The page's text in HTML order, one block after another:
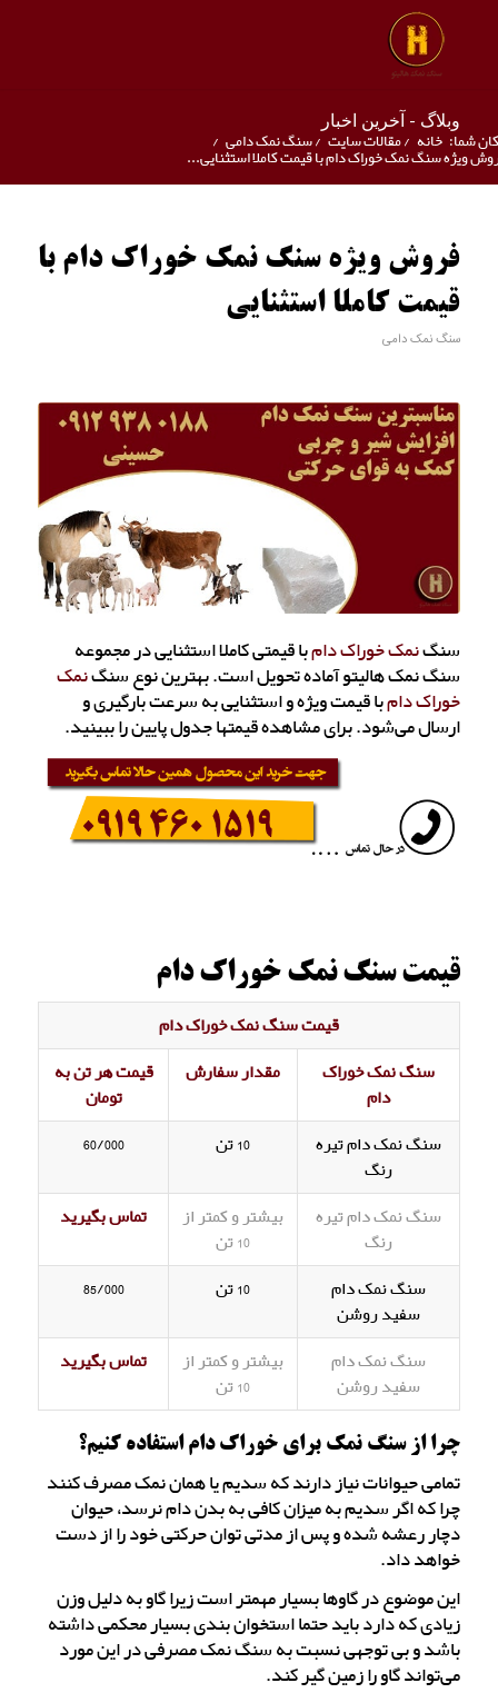
وبلاگ - آخرین اخبار
شما: خانه /مقالات سایت /سنگ نمک دامی /
ویژه سنگ نمک خوراک دام با قیمت کاملا استثنایی...
فروش ویژه سنگ نمک خوراک دام با
قیمت کاملا استثنایی
سنگ نمک دامی
سنگنمک خوراک دامبا قیمتی کاملا استثنایی در مجموعه
سنگ نمک هالیتو آماده تحویل است. بهترین نوع سنگنمک
خوراک دامبا قیمت ویژه و استثنایی به سرعت بارگیری و
ارسال می‌شود. برای مشاهده قیمتها جدول پایین را ببینید.
قیمت سنگ نمک خوراک دام
قیمت سنگ نمک خوراک دام
سنگ نمک خوراک
دام
مقدار سفارش
قیمت هر تن به
تومان
سنگ نمک دام تیره
رنگ
10 تن 60/000
سنگ نمک دام تیره
رنگ
بیشتر و کمتر از
10 تن
تماس بگیرید
سنگ نمک دام
سفید روشن
10 تن 85/000
سنگ نمک دام
سفید روشن
بیشتر و کمتر از
10 تن
تماس بگیرید
چرا از سنگ نمک برای خوراک دام استفاده کنیم؟
تمامی حیوانات نیاز دارند که سدیم یا همان نمک مصرف کنند
چرا که اگر سدیم به میزان کافی به بدن دام نرسد، حیوان
دچار رعشه شده و پس از مدتی توان حرکتی خود را از دست
خواهد داد.
این موضوع در گاوها بسیار مهمتر است زیرا گاو به دلیل وزن
زیادی که دارد باید حتما استخوان بندی بسیار محکمی داشته
باشد و بی توجهی نسبت به سنگ نمک مصرفی در این مورد
می‌تواند گاو را زمین گیر کند.